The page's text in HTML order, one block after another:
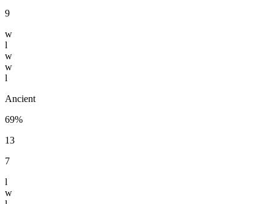
9
w
l
w
w
l
Ancient
69%
13
7
l
w